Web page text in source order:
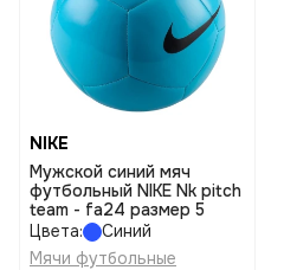
NIKE
Мужской синий мяч
футбольный NIKE Nk pitch
team - fa24 размер 5
Цвета:
Синий
Мячи футбольные